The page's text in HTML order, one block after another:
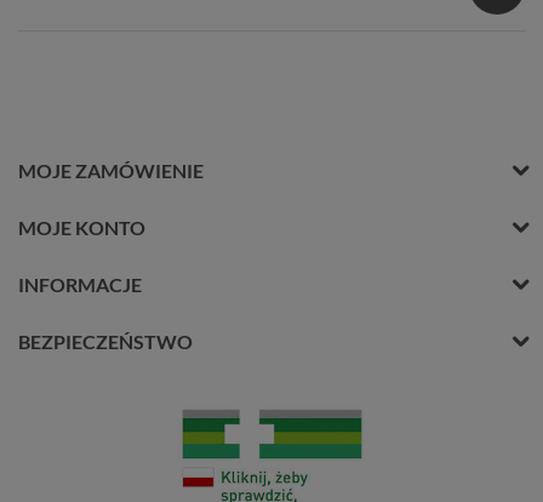
MOJE ZAMÓWIENIE
MOJE KONTO
INFORMACJE
BEZPIECZEŃSTWO